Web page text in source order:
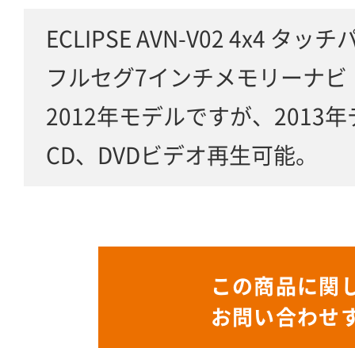
ECLIPSE AVN-V02 4x4 タッチ
フルセグ7インチメモリーナビ
2012年モデルですが、2013年
CD、DVDビデオ再生可能。
この商品に関
お問い合わせ